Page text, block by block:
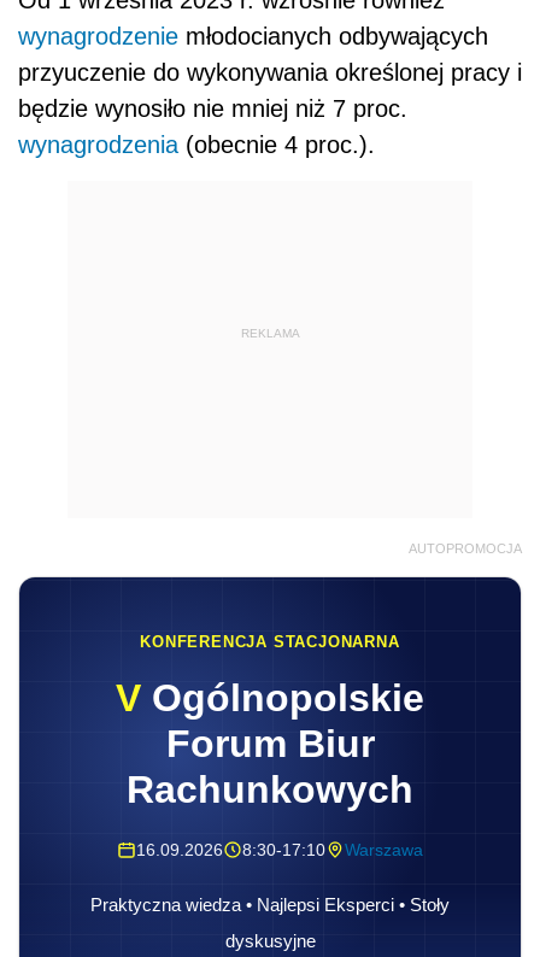
wynagrodzenie młodocianych odbywających
przyuczenie do wykonywania określonej pracy i
będzie wynosiło nie mniej niż 7 proc.
wynagrodzenia (obecnie 4 proc.).
REKLAMA
AUTOPROMOCJA
KONFERENCJA STACJONARNA
V Ogólnopolskie
Forum Biur
Rachunkowych
16.09.2026 8:30-17:10 Warszawa
Praktyczna wiedza • Najlepsi Eksperci • Stoły
dyskusyjne